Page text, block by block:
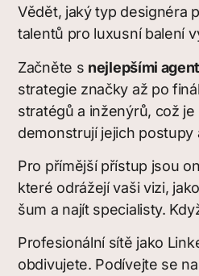
Vědět, jaký typ designéra
talentů pro luxusní balení
Začněte s nejlepšími
strategie značky až po
stratégů a inženýrů, což
demonstrují jejich
Pro přímější přístup jsou
které odrážejí vaši vizi,
šum a najít specialisty.
Profesionální sítě jako
obdivujete. Podívejte se